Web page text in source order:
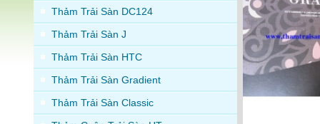
Thảm Trải Sàn DC124
Thảm Trải Sàn J
Thảm Trải Sàn HTC
Thảm Trải Sàn Gradient
Thảm Trải Sàn Classic